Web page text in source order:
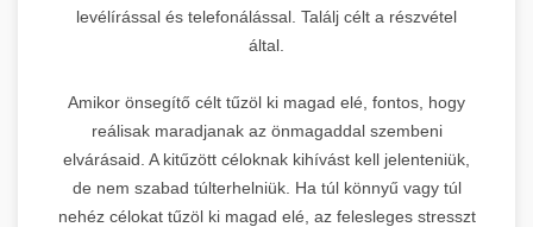
levélírással és telefonálással. Találj célt a részvétel
által.
Amikor önsegítő célt tűzöl ki magad elé, fontos, hogy
reálisak maradjanak az önmagaddal szembeni
elvárásaid. A kitűzött céloknak kihívást kell jelenteniük,
de nem szabad túlterhelniük. Ha túl könnyű vagy túl
nehéz célokat tűzöl ki magad elé, az felesleges stresszt